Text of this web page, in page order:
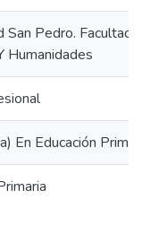
San Pedro. Facultad
Humanidades
En Educación